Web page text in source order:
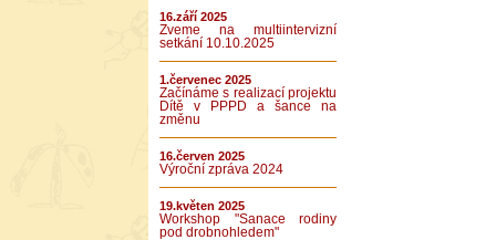
16.září 2025
Zveme na multiintervizní
setkání 10.10.2025
1.červenec 2025
Začínáme s realizací projektu
Dítě v PPPD a šance na
změnu
16.červen 2025
Výroční zpráva 2024
19.květen 2025
Workshop "Sanace rodiny
pod drobnohledem"